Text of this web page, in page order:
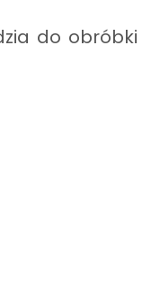
do obróbki